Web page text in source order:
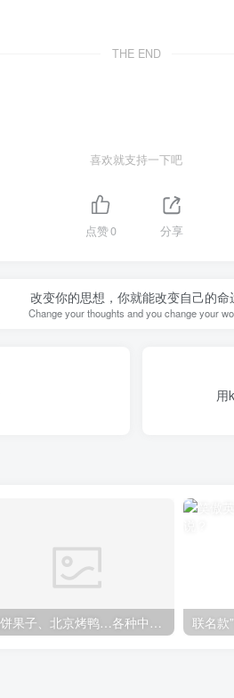
THE END
喜欢就支持一下吧
点赞0 分享
改变你的思想，你就能改变自己的命
Change your thoughts and you change your
用
煎饼果子、北京烤鸭…各种中国特色美食英语怎么说 联名款